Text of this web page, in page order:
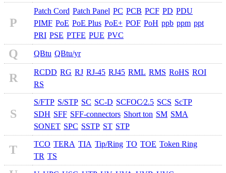
P
Patch Cord Patch Panel PC PCB PCF PD PDU
PIMF PoE PoE Plus PoE+ POF PoH ppb ppm ppt
PRI PSE PTFE PUE PVC
Q QBtu QBtu/yr
R RCDD RG RJ RJ-45 RJ45 RML RMS RoHS ROI
RS
S
S/FTP S/STP SC SC-D SCFOC⁄2.5 SCS ScTP
SDH SFF SFF-connectors Short ton SM SMA
SONET SPC SSTP ST STP
T TCO TERA TIA Tip/Ring TO TOE Token Ring
TR TS